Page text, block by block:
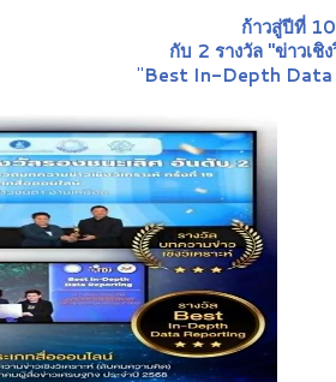
ก้าวสู่ปีที่ 10
กับ 2 รางวัล "ข่าวเชิ
"Best In-Depth